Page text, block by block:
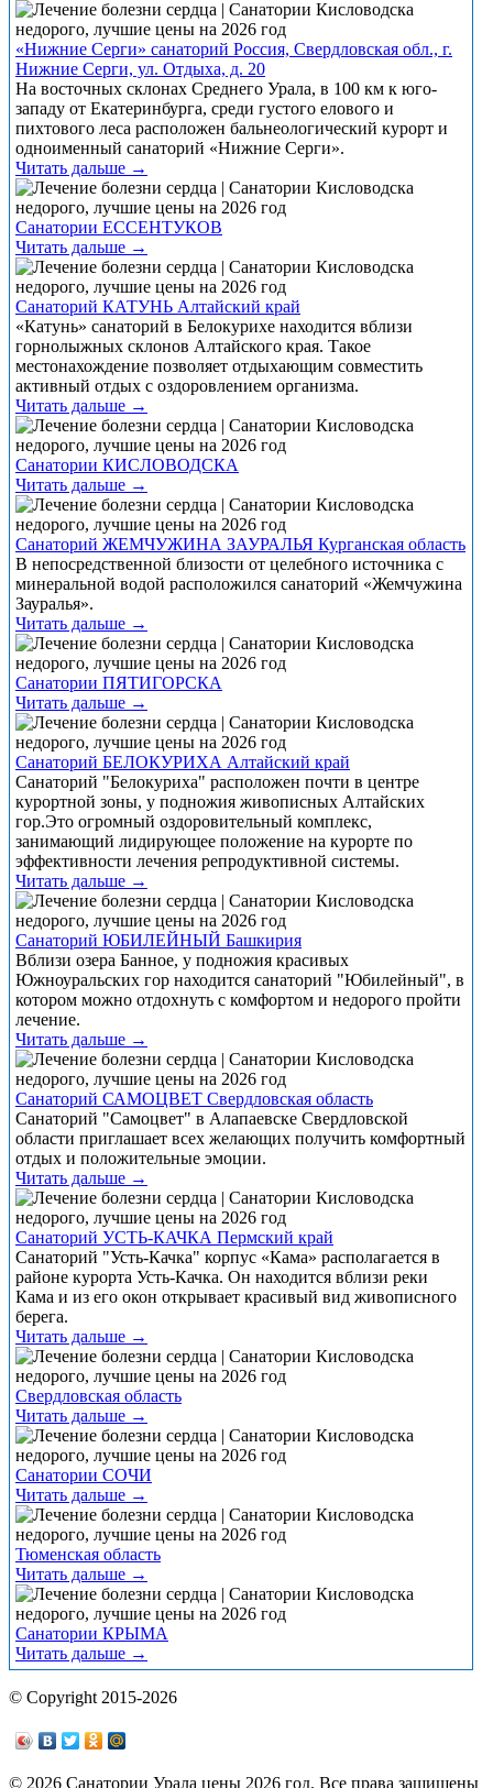
«Нижние Серги» санаторий Россия, Свердловская обл., г.
Нижние Серги, ул. Отдыха, д. 20
На восточных склонах Среднего Урала, в 100 км к юго-
западу от Екатеринбурга, среди густого елового и
пихтового леса расположен бальнеологический курорт и
одноименный санаторий «Нижние Серги».
Читать дальше →
Санатории ЕССЕНТУКОВ
Читать дальше →
Санаторий КАТУНЬ Алтайский край
«Катунь» санаторий в Белокурихе находится вблизи
горнолыжных склонов Алтайского края. Такое
местонахождение позволяет отдыхающим совместить
активный отдых с оздоровлением организма.
Читать дальше →
Санатории КИСЛОВОДСКА
Читать дальше →
Санаторий ЖЕМЧУЖИНА ЗАУРАЛЬЯ Курганская область
В непосредственной близости от целебного источника с
минеральной водой расположился санаторий «Жемчужина
Зауралья».
Читать дальше →
Санатории ПЯТИГОРСКА
Читать дальше →
Санаторий БЕЛОКУРИХА Алтайский край
Санаторий "Белокуриха" расположен почти в центре
курортной зоны, у подножия живописных Алтайских
гор.Это огромный оздоровительный комплекс,
занимающий лидирующее положение на курорте по
эффективности лечения репродуктивной системы.
Читать дальше →
Санаторий ЮБИЛЕЙНЫЙ Башкирия
Вблизи озера Банное, у подножия красивых
Южноуральских гор находится санаторий "Юбилейный", в
котором можно отдохнуть с комфортом и недорого пройти
лечение.
Читать дальше →
Санаторий САМОЦВЕТ Свердловская область
Санаторий "Самоцвет" в Алапаевске Свердловской
области приглашает всех желающих получить комфортный
отдых и положительные эмоции.
Читать дальше →
Санаторий УСТЬ-КАЧКА Пермский край
Санаторий "Усть-Качка" корпус «Кама» располагается в
районе курорта Усть-Качка. Он находится вблизи реки
Кама и из его окон открывает красивый вид живописного
берега.
Читать дальше →
Свердловская область
Читать дальше →
Санатории СОЧИ
Читать дальше →
Тюменская область
Читать дальше →
Санатории КРЫМА
Читать дальше →
© Copyright 2015-2026
© 2026 Санатории Урала цены 2026 год. Все права защищены